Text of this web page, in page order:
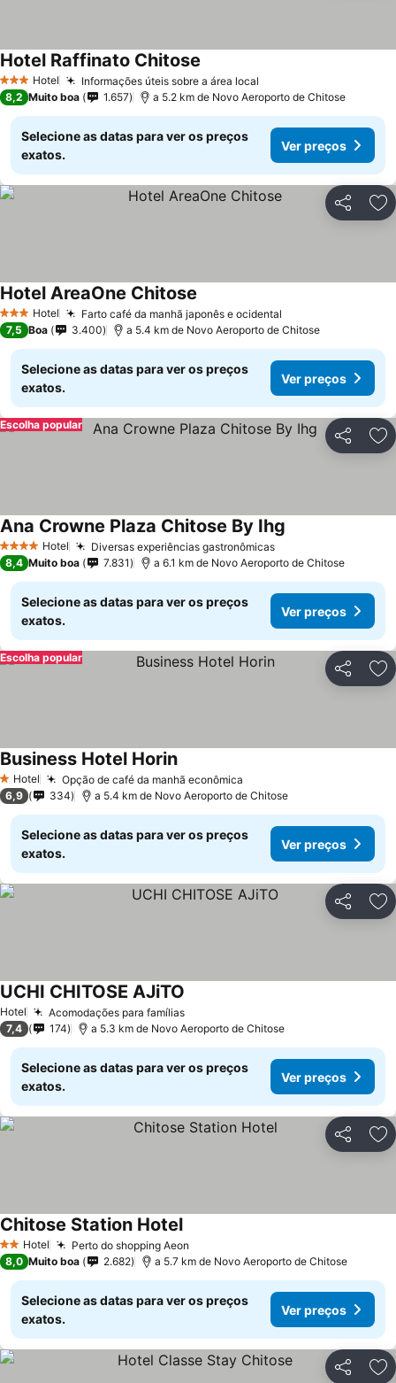
3 EstrelasHotel Informações úteis sobre a área local
Hotel Raffinato Chitose
8,2 Muito boa 1.657 a 5.2 km de Novo Aeroporto de Chitose
Selecione as datas para ver os preços
exatos.
Ver preços
Partilhar
3 EstrelasHotel Farto café da manhã japonês e ocidental
Hotel AreaOne Chitose
7,5 Boa 3.400 a 5.4 km de Novo Aeroporto de Chitose
Selecione as datas para ver os preços
exatos.
Ver preços
Partilhar
Escolha popular
4 EstrelasHotel Diversas experiências gastronômicas
Ana Crowne Plaza Chitose By Ihg
8,4 Muito boa 7.831 a 6.1 km de Novo Aeroporto de Chitose
Selecione as datas para ver os preços
exatos.
Ver preços
Partilhar
Escolha popular
1 Estrelas
Hotel Opção de café da manhã econômica
Business Hotel Horin
6,9 334 a 5.4 km de Novo Aeroporto de Chitose
Selecione as datas para ver os preços
exatos.
Ver preços
Partilhar
Hotel Acomodações para famílias
UCHI CHITOSE AJiTO
7,4 174 a 5.3 km de Novo Aeroporto de Chitose
Selecione as datas para ver os preços
exatos.
Ver preços
Partilhar
2 Estrelas
Hotel Perto do shopping Aeon
Chitose Station Hotel
8,0 Muito boa 2.682 a 5.7 km de Novo Aeroporto de Chitose
Selecione as datas para ver os preços
exatos.
Ver preços
Partilhar